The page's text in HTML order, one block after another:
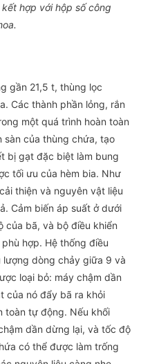
hợp với hộp số công
gần 21,5 t, thùng lọc
Các thành phần lỏng, rắn
một quá trình hoàn toàn
sàn của thùng chứa, tạo
bị gạt đặc biệt làm bung
tối ưu của hèm bia. Như
thiện và nguyên vật liệu
Cảm biến áp suất ở dưới
của bã, và bộ điều khiển
hợp. Hệ thống điều
lượng dòng chảy giữa 9 và
loại bỏ: máy chậm dần
của nó đẩy bã ra khỏi
toàn tự động. Nếu khối
dần dừng lại, và tốc độ
có thể được làm trống